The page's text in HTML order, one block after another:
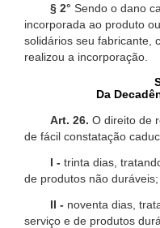
§ 2° Sendo o dano
incorporada ao produto
solidários seu fabricante,
realizou a incorporação.
Da
Art. 26. O direito de
de fácil constatação
I - trinta dias,
de produtos não duráveis;
II - noventa dias,
serviço e de produtos